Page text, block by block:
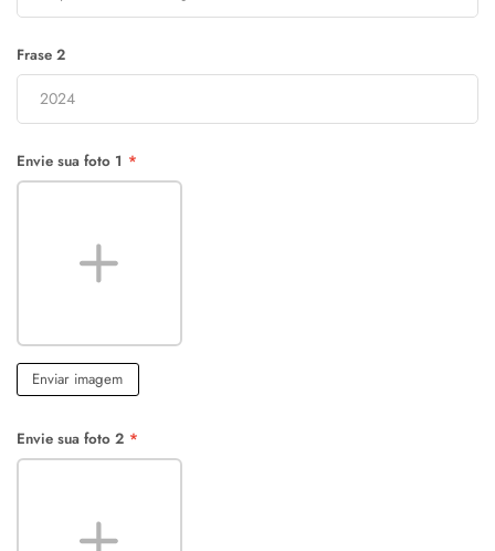
Frase 2
Envie sua foto 1 *
Enviar imagem
Envie sua foto 2 *